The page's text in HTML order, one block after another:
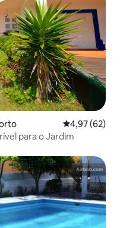
4,97 de uma
4,97 (62)
para o Jardim